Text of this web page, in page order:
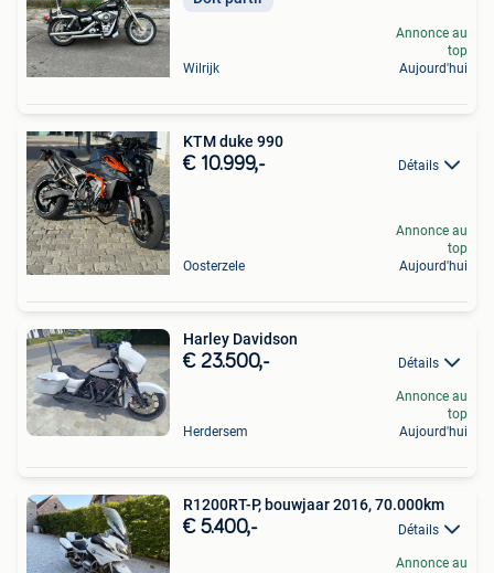
Wilrijk
Annonce au
top
Aujourd'hui
KTM duke 990
€ 10.999,- Détails
Oosterzele
Annonce au
top
Aujourd'hui
Harley Davidson
€ 23.500,- Détails
Herdersem
Annonce au
top
Aujourd'hui
R1200RT-P, bouwjaar 2016, 70.000km
€ 5.400,- Détails
Annonce au